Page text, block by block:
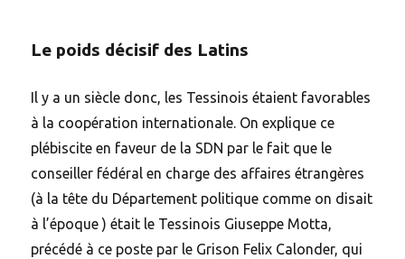
Le poids décisif des Latins
Il y a un siècle donc, les Tessinois étaient favorables
à la coopération internationale. On explique ce
plébiscite en faveur de la SDN par le fait que le
conseiller fédéral en charge des affaires étrangères
(à la tête du Département politique comme on disait
à l’époque ) était le Tessinois Giuseppe Motta,
précédé à ce poste par le Grison Felix Calonder, qui